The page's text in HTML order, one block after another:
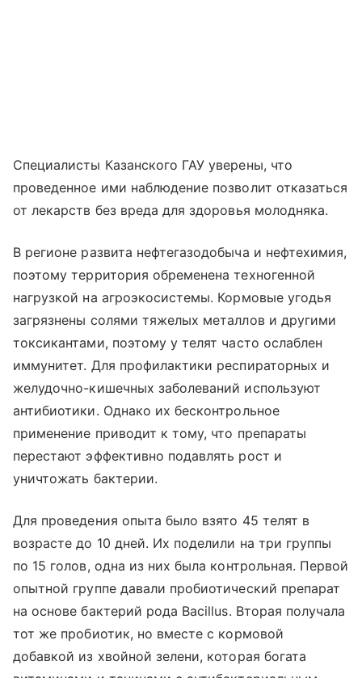
Специалисты Казанского ГАУ уверены, что
проведенное ими наблюдение позволит отказаться
от лекарств без вреда для здоровья молодняка.
В регионе развита нефтегазодобыча и нефтехимия,
поэтому территория обременена техногенной
нагрузкой на агроэкосистемы. Кормовые угодья
загрязнены солями тяжелых металлов и другими
токсикантами, поэтому у телят часто ослаблен
иммунитет. Для профилактики респираторных и
желудочно-кишечных заболеваний используют
антибиотики. Однако их бесконтрольное
применение приводит к тому, что препараты
перестают эффективно подавлять рост и
уничтожать бактерии.
Для проведения опыта было взято 45 телят в
возрасте до 10 дней. Их поделили на три группы
по 15 голов, одна из них была контрольная. Первой
опытной группе давали пробиотический препарат
на основе бактерий рода Bacillus. Вторая получала
тот же пробиотик, но вместе с кормовой
добавкой из хвойной зелени, которая богата